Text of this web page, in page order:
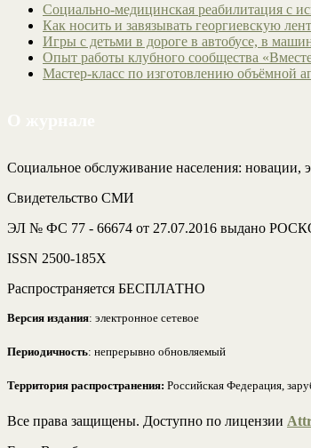
Социально-медицинская реабилитация с
Как носить и завязывать георгиевскую
Игры с детьми в дороге в автобусе, в
Опыт работы клубного сообщества
Мастер-класс по изготовлению объёмной
Социальное обслуживание населения:
Свидетельство СМИ
ЭЛ № ФС 77 - 66674 от 27.07.2016 выдано
ISSN 2500-185Х
Распространяется БЕСПЛАТНО
Версия издания: электронное сетевое
Периодичность: непрерывно обновляемый
Территория распространения: Российская Федерация,
Все права защищены. Доступно по лицензии